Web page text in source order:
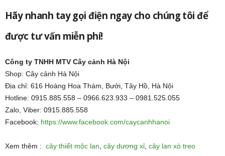
Hãy nhanh tay gọi điện ngay cho chúng tôi để
được tư vấn miễn phí!
Công ty TNHH MTV Cây cảnh Hà Nội
Shop: Cây cảnh Hà Nội
Địa chỉ: 616 Hoàng Hoa Thám, Bưởi, Tây Hồ, Hà Nội
Hotline: 0915.885.558 – 0966.623.933 – 0981.525.055
Zalo, Viber: 0915.885.558
Facebook: https://www.facebook.com/caycanhhanoi
Xem thêm : cây thiết mộc lan cây dương xỉ cây lan xò treo